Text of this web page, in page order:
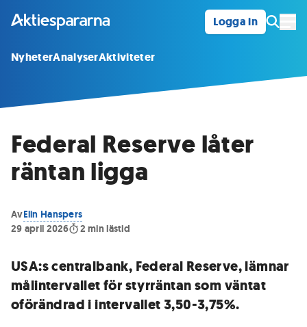
Logga in
NyheterAnalyserAktiviteter
Federal Reserve låter
räntan ligga
AvElin Hanspers
29 april 2026
2 min lästid
USA:s centralbank, Federal Reserve, lämnar
målintervallet för styrräntan som väntat
oförändrad i intervallet 3,50-3,75%.